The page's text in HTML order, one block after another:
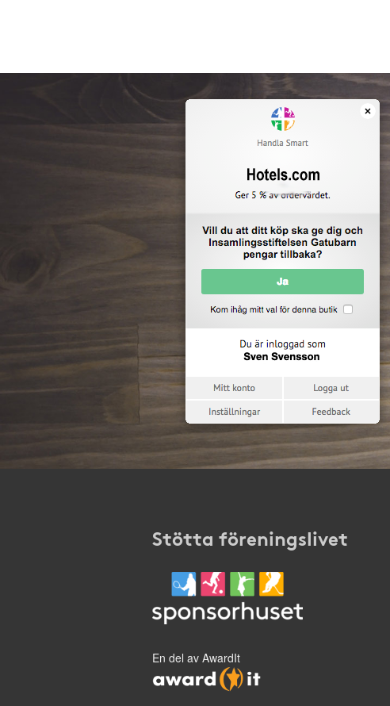
Stötta föreningslivet
En del av AwardIt